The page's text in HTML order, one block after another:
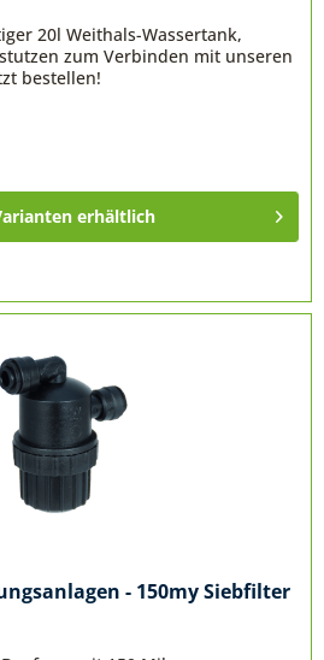
20l Weithals-Wassertank,
zum Verbinden mit unseren
bestellen!
erhältlich
- 150my Siebfilter